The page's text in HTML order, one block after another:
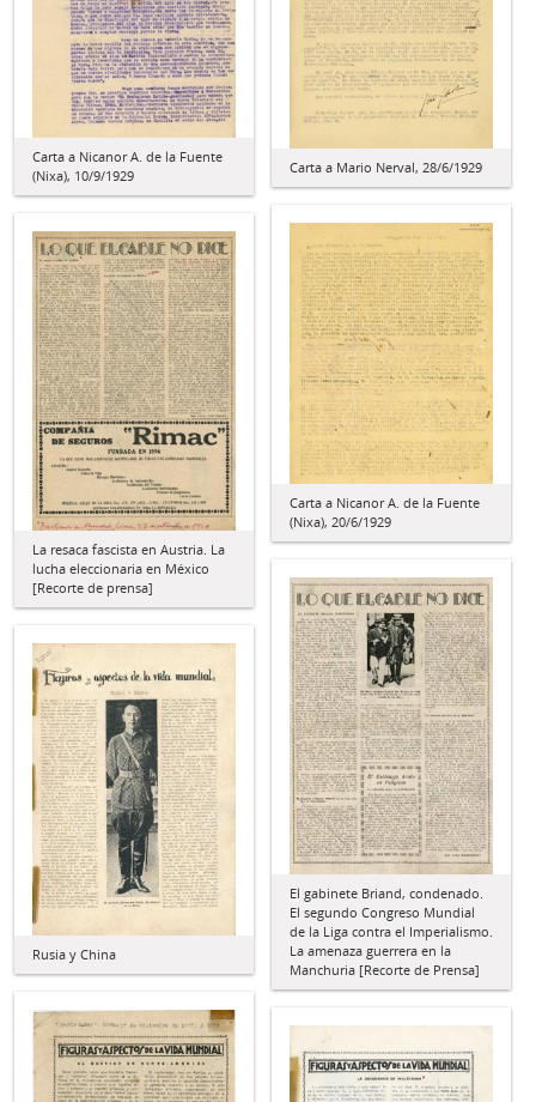
Carta a Nicanor A. de la Fuente
(Nixa), 10/9/1929
Carta a Mario Nerval, 28/6/1929
Carta a Nicanor A. de la Fuente
(Nixa), 20/6/1929
La resaca fascista en Austria. La
lucha eleccionaria en México
[Recorte de prensa]
El gabinete Briand, condenado.
El segundo Congreso Mundial
de la Liga contra el Imperialismo.
La amenaza guerrera en la
Manchuria [Recorte de Prensa]
Rusia y China